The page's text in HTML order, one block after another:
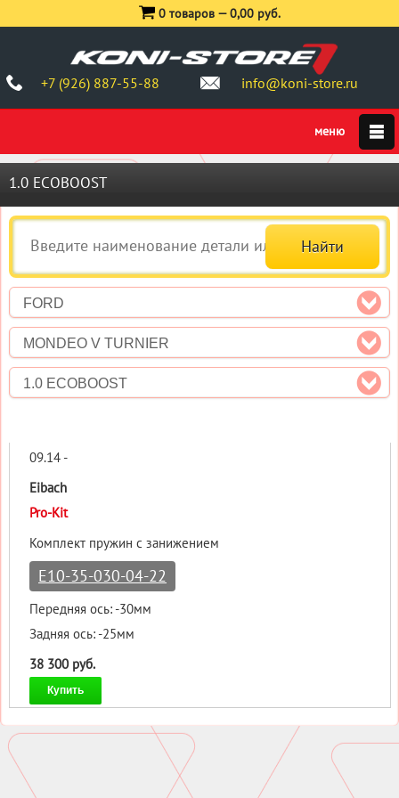
+7 (926) 887-55-88 info@koni-store.ru
0 товаров —0,00 руб.
1.0 ECOBOOST
FORD
MONDEO V TURNIER
1.0 ECOBOOST
09.14 -
Eibach
Pro-Kit
Комплект пружин с занижением
E10-35-030-04-22
Передняя ось: -30мм
Задняя ось: -25мм
38 300 руб.
Купить